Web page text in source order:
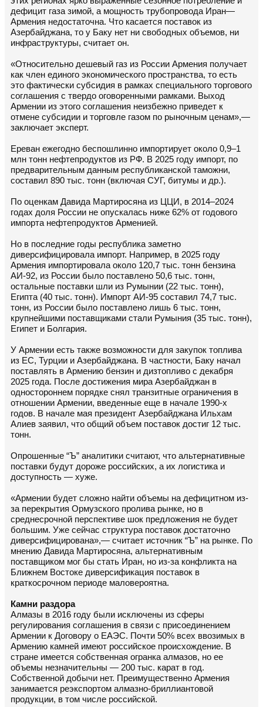
дефицит газа зимой, а мощность трубопровода Иран—
Армения недостаточна. Что касается поставок из
Азербайджана, то у Баку нет ни свободных объемов, ни
инфраструктуры, считает он.
«Относительно дешевый газ из России Армения получает
как член единого экономического пространства, то есть
это фактически субсидия в рамках специального торгового
соглашения с твердо оговоренными рамками. Выход
Армении из этого соглашения неизбежно приведет к
отмене субсидии и торговле газом по рыночным ценам»,—
заключает эксперт.
Ереван ежегодно беспошлинно импортирует около 0,9–1
млн тонн нефтепродуктов из РФ. В 2025 году импорт, по
предварительным данным республиканской таможни,
составил 890 тыс. тонн (включая СУГ, битумы и др.).
По оценкам Давида Мартиросяна из ЦЦИ, в 2014–2024
годах доля России не опускалась ниже 62% от годового
импорта нефтепродуктов Арменией.
Но в последние годы республика заметно
диверсифицировала импорт. Например, в 2025 году
Армения импортировала около 120,7 тыс. тонн бензина
АИ-92, из России было поставлено 50,6 тыс. тонн,
остальные поставки шли из Румынии (22 тыс. тонн),
Египта (40 тыс. тонн). Импорт АИ-95 составил 74,7 тыс.
тонн, из России было поставлено лишь 6 тыс. тонн,
крупнейшими поставщиками стали Румыния (35 тыс. тонн),
Египет и Болгария.
У Армении есть также возможности для закупок топлива
из ЕС, Турции и Азербайджана. В частности, Баку начал
поставлять в Армению бензин и дизтопливо с декабря
2025 года. После достижения мира Азербайджан в
одностороннем порядке снял транзитные ограничения в
отношении Армении, введенные еще в начале 1990-х
годов. В начале мая президент Азербайджана Ильхам
Алиев заявил, что общий объем поставок достиг 12 тыс.
тонн.
Опрошенные “Ъ” аналитики считают, что альтернативные
поставки будут дороже российских, а их логистика и
доступность — хуже.
«Армении будет сложно найти объемы на дефицитном из-
за перекрытия Ормузского пролива рынке, но в
среднесрочной перспективе шок предложения не будет
большим. Уже сейчас структура поставок достаточно
диверсифицирована»,— считает источник “Ъ” на рынке. По
мнению Давида Мартиросяна, альтернативным
поставщиком мог бы стать Иран, но из-за конфликта на
Ближнем Востоке диверсификация поставок в
краткосрочном периоде маловероятна.
Камни раздора
Алмазы в 2016 году были исключены из сферы
регулирования соглашения в связи с присоединением
Армении к Договору о ЕАЭС. Почти 50% всех ввозимых в
Армению камней имеют российское происхождение. В
стране имеется собственная огранка алмазов, но ее
объемы незначительны — 200 тыс. карат в год.
Собственной добычи нет. Преимущественно Армения
занимается реэкспортом алмазно-бриллиантовой
продукции, в том числе российской.